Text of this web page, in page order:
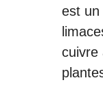
est un
cuivre